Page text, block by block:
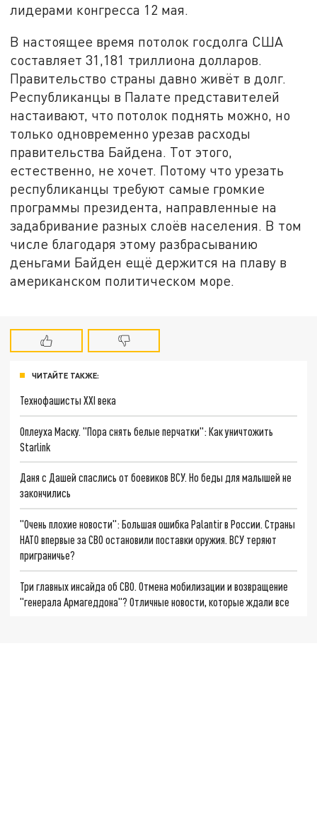
лидерами конгресса 12 мая.
В настоящее время потолок госдолга США
составляет 31,181 триллиона долларов.
Правительство страны давно живёт в долг.
Республиканцы в Палате представителей
настаивают, что потолок поднять можно, но
только одновременно урезав расходы
правительства Байдена. Тот этого,
естественно, не хочет. Потому что урезать
республиканцы требуют самые громкие
программы президента, направленные на
задабривание разных слоёв населения. В том
числе благодаря этому разбрасыванию
деньгами Байден ещё держится на плаву в
американском политическом море.
ЧИТАЙТЕ ТАКЖЕ:
Технофашисты XXI века
Оплеуха Маску. "Пора снять белые перчатки": Как уничтожить
Starlink
Даня с Дашей спаслись от боевиков ВСУ. Но беды для малышей не
закончились
"Очень плохие новости": Большая ошибка Palantir в России. Страны
НАТО впервые за СВО остановили поставки оружия. ВСУ теряют
приграничье?
Три главных инсайда об СВО. Отмена мобилизации и возвращение
"генерала Армагеддона"? Отличные новости, которые ждали все